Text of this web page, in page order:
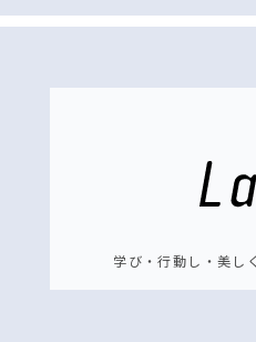
学び・行動し・美し